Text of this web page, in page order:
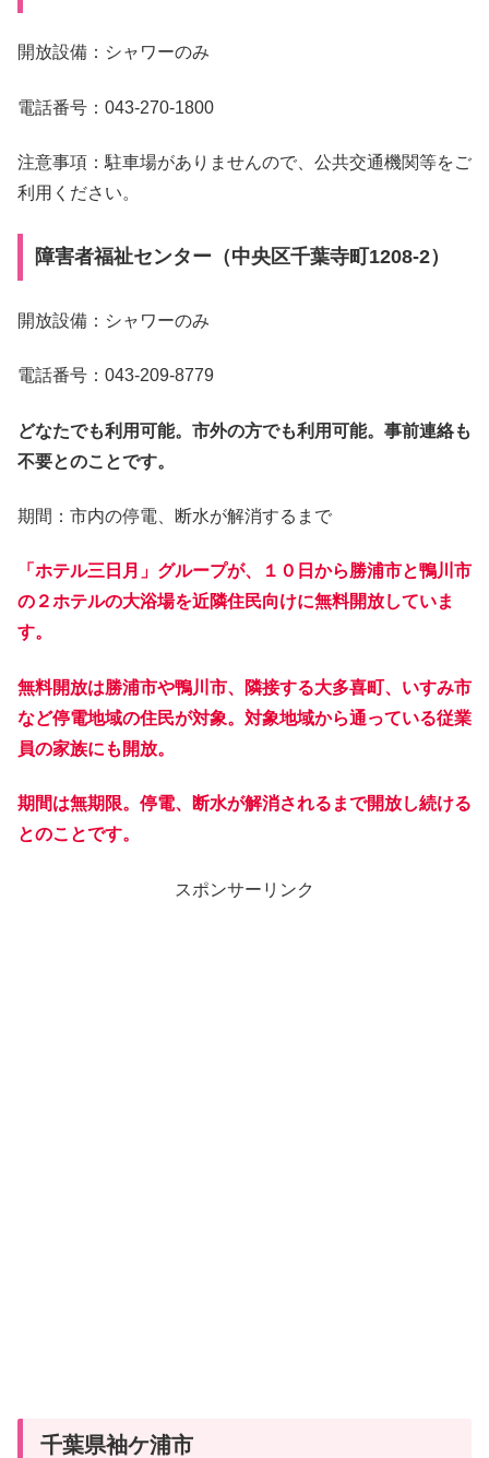
開放設備：シャワーのみ
電話番号：043-270-1800
注意事項：駐車場がありませんので、公共交通機関等をご
利用ください。
障害者福祉センター（中央区千葉寺町1208-2）
開放設備：シャワーのみ
電話番号：043-209-8779
どなたでも利用可能。市外の方でも利用可能。事前連絡も
不要とのことです。
期間：市内の停電、断水が解消するまで
「ホテル三日月」グループが、１０日から勝浦市と鴨川市
の２ホテルの大浴場を近隣住民向けに無料開放していま
す。
無料開放は勝浦市や鴨川市、隣接する大多喜町、いすみ市
など停電地域の住民が対象。対象地域から通っている従業
員の家族にも開放。
期間は無期限。停電、断水が解消されるまで開放し続ける
とのことです。
スポンサーリンク
千葉県袖ケ浦市